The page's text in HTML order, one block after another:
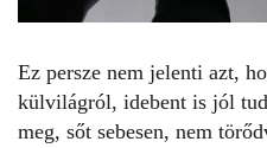
Ez persze nem jelenti azt,
külvilágról, idebent is jól
meg, sőt sebesen, nem